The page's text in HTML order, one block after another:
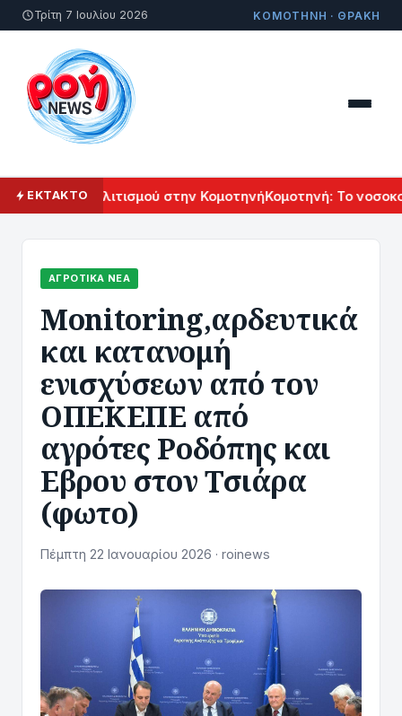
Τρίτη 7 Ιουλίου 2026 ΚΟΜΟΤΗΝΗ · ΘΡΑΚΗ
ΕΚΤΑΚΤΟΠολιτισμού στην ΚομοτηνήΚομοτηνή: Το
ΑΓΡΟΤΙΚΆ ΝΈΑ
Μοnitoring,αρδευτικά
και κατανομή
ενισχύσεων από τον
ΟΠΕΚΕΠΕ από
αγρότες Ροδόπης και
Εβρου στον Τσιάρα
(φωτο)
Πέμπτη 22 Ιανουαρίου 2026 · roinews